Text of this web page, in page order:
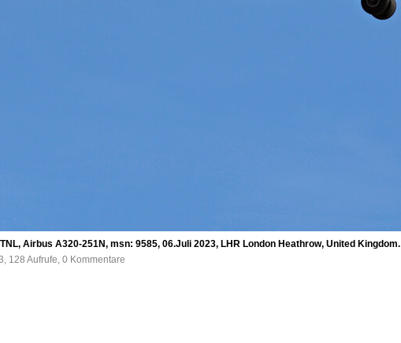
Airbus A320-251N, msn: 9585, 06.Juli 2023, LHR London Heathrow, United Kingdom.
128 Aufrufe, 0 Kommentare